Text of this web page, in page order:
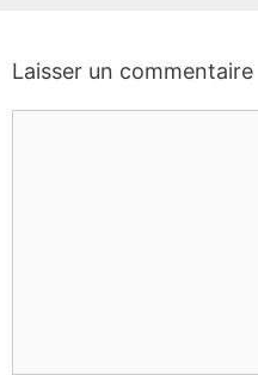
Laisser un commentaire